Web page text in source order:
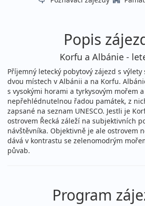
Popis
Korfu a Albánie -
Příjemný letecký pobytový zájezd s
dvou místech v Albánii a na Korfu.
s vysokými horami a tyrkysovým mořem a
nepřehlédnutelnou řadou památek, z
zapsané na seznam UNESCO. Jestli je
ostrovem Řecká záleží na subjektivních
návštěvníka. Objektivně je ale ostrovem
dává v kontrastu se zelenomodrým
půvab.
Program